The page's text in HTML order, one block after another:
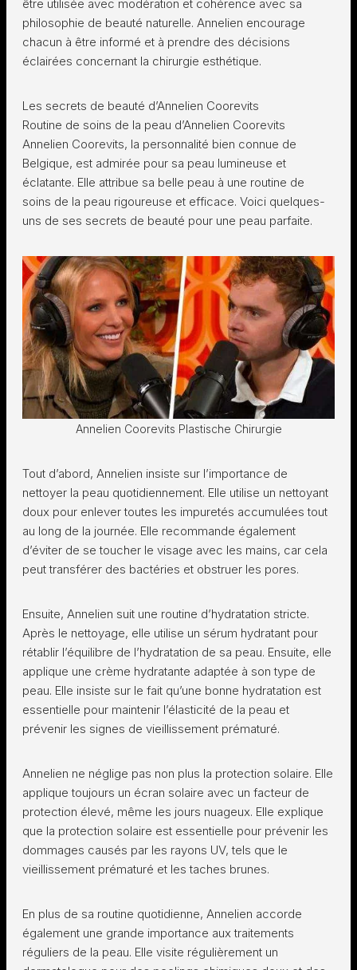
être utilisée avec modération et cohérence avec sa
philosophie de beauté naturelle. Annelien encourage
chacun à être informé et à prendre des décisions
éclairées concernant la chirurgie esthétique.
Les secrets de beauté d’Annelien Coorevits
Routine de soins de la peau d’Annelien Coorevits
Annelien Coorevits, la personnalité bien connue de
Belgique, est admirée pour sa peau lumineuse et
éclatante. Elle attribue sa belle peau à une routine de
soins de la peau rigoureuse et efficace. Voici quelques-
uns de ses secrets de beauté pour une peau parfaite.
Annelien Coorevits Plastische Chirurgie
Tout d’abord, Annelien insiste sur l’importance de
nettoyer la peau quotidiennement. Elle utilise un nettoyant
doux pour enlever toutes les impuretés accumulées tout
au long de la journée. Elle recommande également
d’éviter de se toucher le visage avec les mains, car cela
peut transférer des bactéries et obstruer les pores.
Ensuite, Annelien suit une routine d’hydratation stricte.
Après le nettoyage, elle utilise un sérum hydratant pour
rétablir l’équilibre de l’hydratation de sa peau. Ensuite, elle
applique une crème hydratante adaptée à son type de
peau. Elle insiste sur le fait qu’une bonne hydratation est
essentielle pour maintenir l’élasticité de la peau et
prévenir les signes de vieillissement prématuré.
Annelien ne néglige pas non plus la protection solaire. Elle
applique toujours un écran solaire avec un facteur de
protection élevé, même les jours nuageux. Elle explique
que la protection solaire est essentielle pour prévenir les
dommages causés par les rayons UV, tels que le
vieillissement prématuré et les taches brunes.
En plus de sa routine quotidienne, Annelien accorde
également une grande importance aux traitements
réguliers de la peau. Elle visite régulièrement un